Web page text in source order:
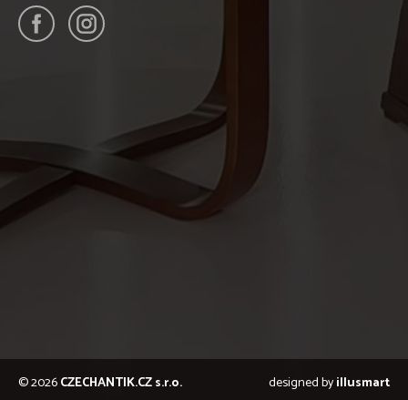
© 2026CZECHANTIK.CZ s.r.o. designed byillusmart